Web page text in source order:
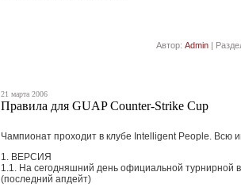
Автор: Admin|
21 марта 2006
Правила для GUAP Counter-Strike Cup
Чампионат проходит в клубе Intelligent People. Всю
1. ВЕРСИЯ
1.1. На сегодняшний день официальной турнирной
(последний апдейт)